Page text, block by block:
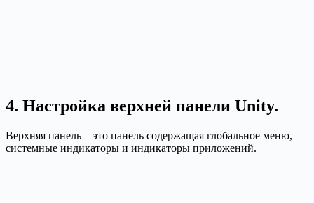
4. Настройка верхней панели Unity.
Верхняя панель – это панель содержащая глобальное меню,
системные индикаторы и индикаторы приложений.